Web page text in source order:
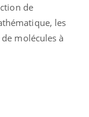
de
les
molécules à